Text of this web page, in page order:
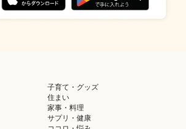
子育て・グッズ
住まい
家事・料理
サプリ・健康